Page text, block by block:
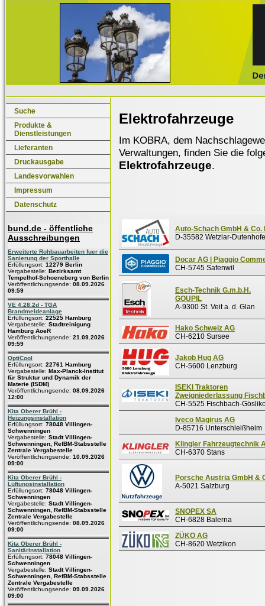
Suche
Produkte &
Dienstleistungen
Lieferanten
Druckausgabe
Landesvorwahlen
Impressum
Datenschutz
bund.de - öffentliche
Ausschreibungen
Erweiterte Rohbauarbeiten fuer die
Sanierung der Sporthalle
Erfüllungsort: 12279 Berlin
Vergabestelle: Bezirksamt
Tempelhof-Schoeneberg von Berlin
Veröffentlichungsende: 08.09.2026
09:59
VE 4.28.2d - TGA
Brandmeldeanlage
Erfüllungsort: 22525 Hamburg
Vergabestelle: Stadtreinigung
Hamburg AoeR
Veröffentlichungsende: 21.09.2026
09:59
OptiCool
Erfüllungsort: 22761 Hamburg
Vergabestelle: Max-Planck-Institut
für Struktur und Dynamik der
Materie (ISDM)
Veröffentlichungsende: 08.09.2026
12:00
Kita Oberer Brühl -
Heizungsinstallation
Erfüllungsort: 78048 Villingen-
Schwenningen
Vergabestelle: Stadt Villingen-
Schwenningen, RefBM-Stabsstelle
Zentrale Vergabestelle
Veröffentlichungsende: 10.09.2026
09:00
Kita Oberer Brühl -
Lüftungsinstallation
Erfüllungsort: 78048 Villingen-
Schwenningen
Vergabestelle: Stadt Villingen-
Schwenningen, RefBM-Stabsstelle
Zentrale Vergabestelle
Veröffentlichungsende: 08.09.2026
09:00
Kita Oberer Brühl -
Sanitärinstallation
Erfüllungsort: 78048 Villingen-
Schwenningen
Vergabestelle: Stadt Villingen-
Schwenningen, RefBM-Stabsstelle
Zentrale Vergabestelle
Veröffentlichungsende: 09.09.2026
09:00
Elektrofahrzeuge
Im KOBRA, dem
Verwaltungen, finden Sie die
Elektrofahrzeuge.
Auto-Schach GmbH & Co.
D-35582 Wetzlar-
Docar AG | Piaggio
CH-5745 Safenwil
Esch-Technik G.m.b.H.
GOUPIL
A-9300 St. Veit a. d. Glan
Hako Schweiz AG
CH-6210 Sursee
Jakob Hug AG
CH-5600 Lenzburg
ISEKI Traktoren
Zweigniederlassung
CH-5525 Fischbach-
Iveco Magirus AG
D-85716 Unterschleißheim
Klingler Fahrzeugtechnik
CH-6370 Stans
Porsche Austria GmbH &
A-5021 Salzburg
SNOPEX SA
CH-6828 Balerna
ZÜKO AG
CH-8620 Wetzikon